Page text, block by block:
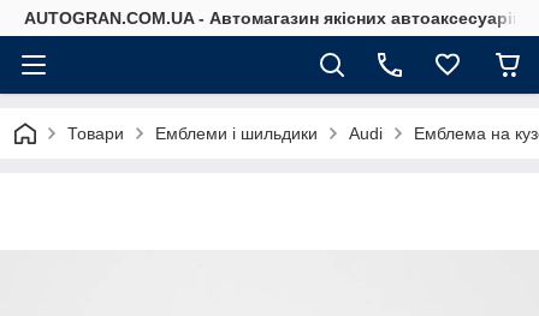
AUTOGRAN.COM.UA - Автомагазин якісних автоаксесуарів
Товари Емблеми і шильдики Audi Емблема на